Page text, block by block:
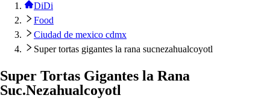
DiDi
Food
Ciudad de mexico cdmx
Super tortas gigantes la rana sucnezahualcoyotl
Super Tortas Gigantes la Rana
Suc.Nezahualcoyotl